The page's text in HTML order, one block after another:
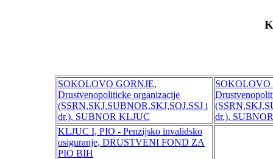
SOKOLOVO GORNJE,
Drustvenopoliticke organizacije
(SSRN,SKJ,SUBNOR,SKJ,SOJ,SSJ i
dr.), SUBNOR KLJUC
SOKOLOVO
dr.),
KLJUC I, PIO - Penzijsko invalidsko
osiguranje, DRUSTVENI FOND ZA
PIO BIH